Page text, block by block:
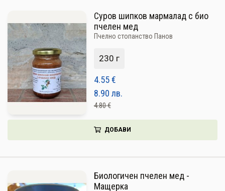
Суров шипков мармалад с био
пчелен мед
Пчелно стопанство Панов
230 г
4.55€
8.90 лв.
4.80 €
ДОБАВИ
Биологичен пчелен мед -
Мащерка